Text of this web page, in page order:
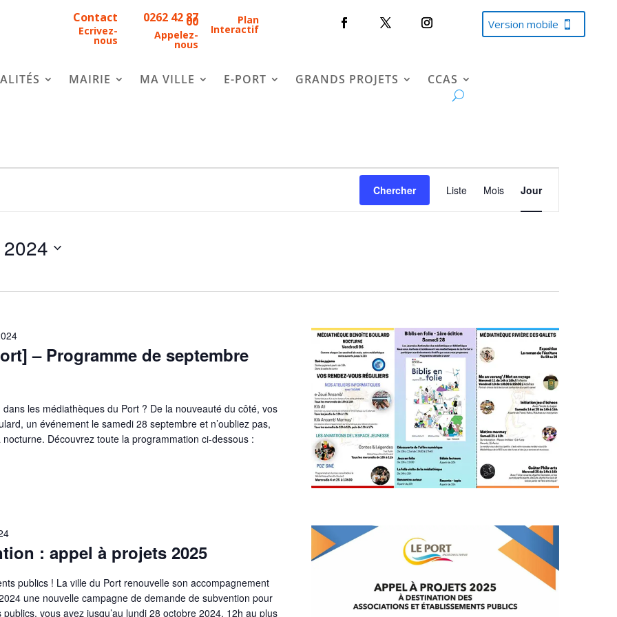
Contact
Ecrivez-
nous
0262 42 87
00
Appelez-
nous
Plan
Interactif Version mobile
MAIRIE MA VILLE E-PORT GRANDS PROJETS CCAS
Chercher
Navigation
de
vues
Liste Mois Jour
– Programme de septembre
les médiathèques du Port ? De la nouveauté du côté, vos
un événement le samedi 28 septembre et n’oubliez pas,
Découvrez toute la programmation ci-dessous :
: appel à projets 2025
publics ! La ville du Port renouvelle son accompagnement
une nouvelle campagne de demande de subvention pour
vous avez jusqu’au lundi 28 octobre 2024, 12h au plus